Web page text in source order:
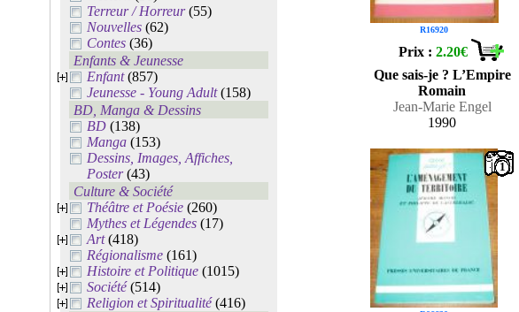
Terreur / Horreur(55)
Nouvelles (62)
Contes (36)
Enfants & Jeunesse
Enfant(857)
Jeunesse - Young Adult(158)
BD, Manga & Dessins
BD (138)
Manga (153)
Dessins, Images, Affiches,
Poster(43)
Culture & Société
Théâtre et Poésie (260)
Mythes et Légendes (17)
Art(418)
Régionalisme (161)
Histoire et Politique (1015)
Société(514)
Religion et Spiritualité(416)
R16920
Prix :2.20€
Que sais-je ? L’Empire
Romain
Jean-Marie Engel
1990
1